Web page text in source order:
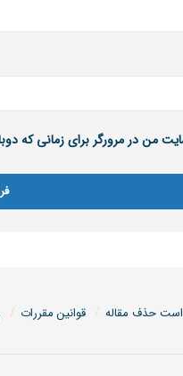
من در مرورگر برای زمانی که
حذف مقاله قوانین مقررات